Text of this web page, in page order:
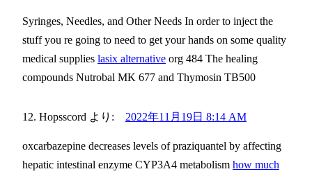
Syringes, Needles, and Other Needs In order to inject the
stuff you re going to need to get your hands on some quality
medical supplies lasix alternative org 484 The healing
compounds Nutrobal MK 677 and Thymosin TB500
Hopsscord より: 2022年11月19日 8:14 AM
oxcarbazepine decreases levels of praziquantel by affecting
hepatic intestinal enzyme CYP3A4 metabolism how much